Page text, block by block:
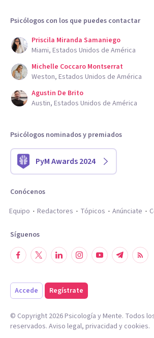
Psicólogos con los que puedes contactar
Priscila Miranda Samaniego
Miami, Estados Unidos de América
Michelle Coccaro Montserrat
Weston, Estados Unidos de América
Agustin De Brito
Austin, Estados Unidos de América
Psicólogos nominados y premiados
PyM Awards 2024
Conócenos
Equipo
Redactores Tópicos Anúnciate
Síguenos
Accede Regístrate
© Copyright 2026Psicología y Mente. Todos
reservados. Aviso legal, privacidad y cookies.